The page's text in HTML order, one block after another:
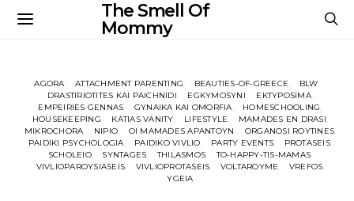
The Smell Of
Mommy
AGORA ATTACHMENT PARENTING BEAUTIES-OF-GREECE
BLW
DRASTIRIOTITES KAI PAICHNIDI
EGKYMOSYNI
EKTYPOSIMA
EMPEIRIES GENNAS
GYNAIKA KAI OMORFIA
HOMESCHOOLING
HOUSEKEEPING
KATIAS VANITY LIFESTYLE
MAMADES EN DRASI
MIKROCHORA
NIPIO OI MAMADES APANTOYN
ORGANOSI ROYTINES
PAIDIKI PSYCHOLOGIA
PAIDIKO VIVLIO PARTY EVENTS
PROTASEIS
SCHOLEIO
SYNTAGES THILASMOS
TO-HAPPY-TIS-MAMAS
VIVLIOPAROYSIASEIS
VIVLIOPROTASEIS VOLTAROYME
VREFOS
YGEIA